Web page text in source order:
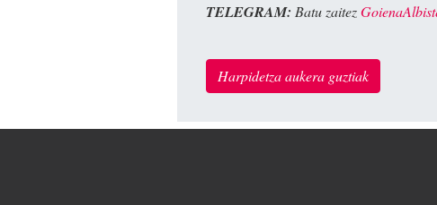
TELEGRAM: Batu zaitez
Harpidetza aukera guztiak